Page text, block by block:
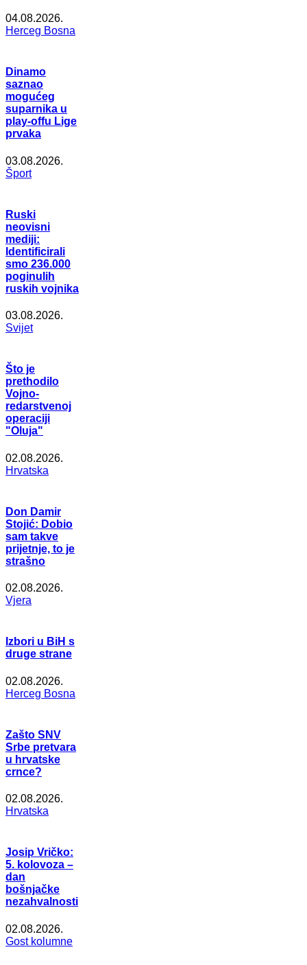
04.08.2026.
Herceg Bosna
Dinamo
saznao
mogućeg
suparnika u
play-offu Lige
prvaka
03.08.2026.
Šport
Ruski
neovisni
mediji:
Identificirali
smo 236.000
poginulih
ruskih vojnika
03.08.2026.
Svijet
Što je
prethodilo
Vojno-
redarstvenoj
operaciji
"Oluja"
02.08.2026.
Hrvatska
Don Damir
Stojić: Dobio
sam takve
prijetnje, to je
strašno
02.08.2026.
Vjera
Izbori u BiH s
druge strane
02.08.2026.
Herceg Bosna
Zašto SNV
Srbe pretvara
u hrvatske
crnce?
02.08.2026.
Hrvatska
Josip Vričko:
5. kolovoza –
dan
bošnjačke
nezahvalnosti
02.08.2026.
Gost kolumne